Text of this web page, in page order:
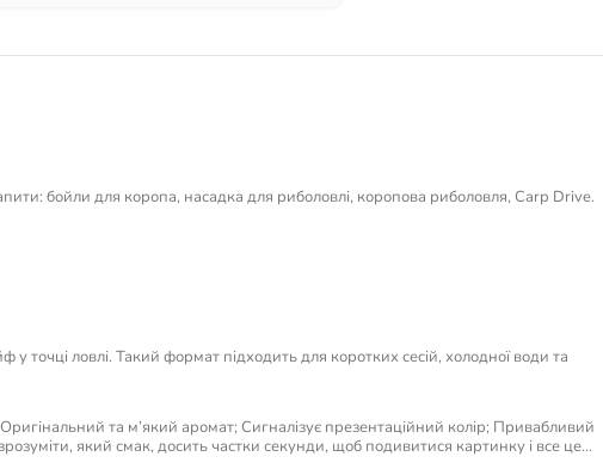
бойли для коропа, насадка для риболовлі, коропова риболовля, Carp Drive.
ловлі. Такий формат підходить для коротких сесій, холодної води та
та м’який аромат; Сигналізує презентаційний колір; Привабливий
який смак, досить частки секунди, щоб подивитися картинку і все це…